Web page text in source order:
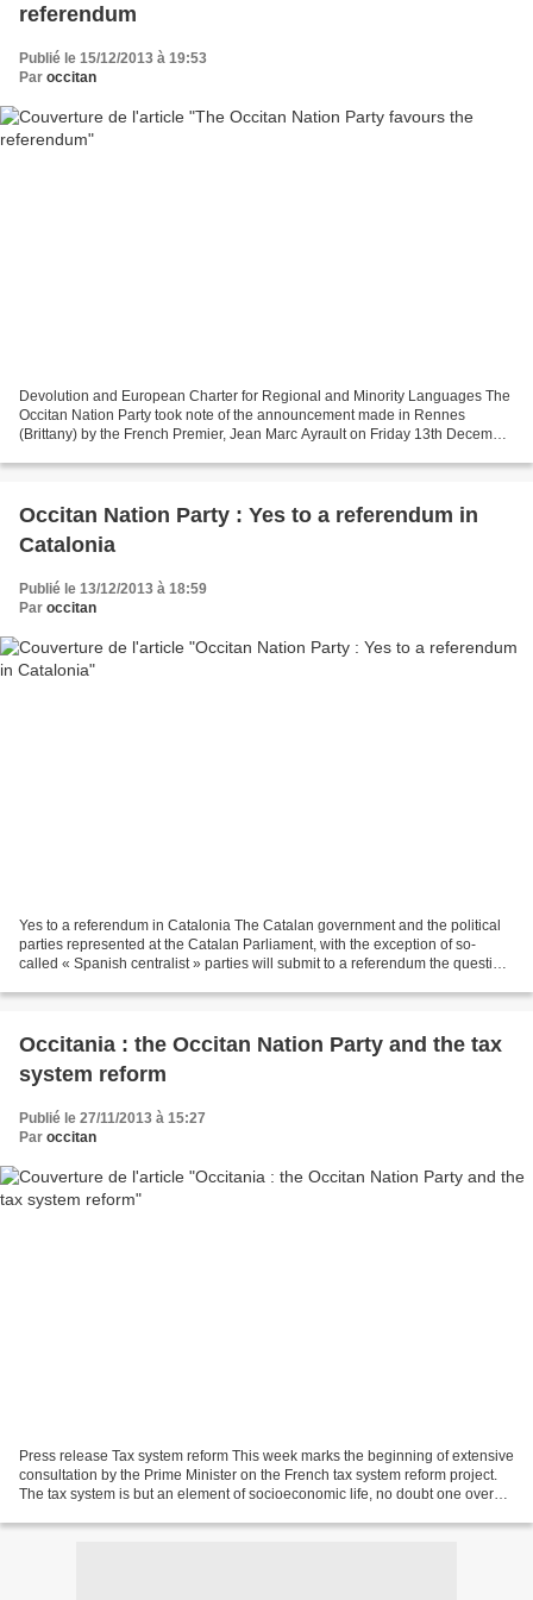
referendum
Publié le 15/12/2013 à 19:53
Par occitan
Devolution and European Charter for Regional and Minority Languages The
Occitan Nation Party took note of the announcement made in Rennes
(Brittany) by the French Premier, Jean Marc Ayrault on Friday 13th December
Occitan Nation Party : Yes to a referendum in
Catalonia
Publié le 13/12/2013 à 18:59
Par occitan
Yes to a referendum in Catalonia The Catalan government and the political
parties represented at the Catalan Parliament, with the exception of so-
called « Spanish centralist » parties will submit to a referendum the question
Occitania : the Occitan Nation Party and the tax
system reform
Publié le 27/11/2013 à 15:27
Par occitan
Press release Tax system reform This week marks the beginning of extensive
consultation by the Prime Minister on the French tax system reform project.
The tax system is but an element of socioeconomic life, no doubt one over